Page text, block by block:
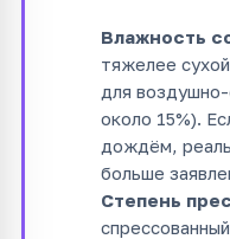
Влажность
тяжелее
для
около 15%).
дождём,
больше
Степень